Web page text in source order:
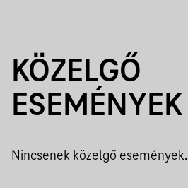
KÖZELGŐ
ESEMÉNYEK
Nincsenek közelgő események.